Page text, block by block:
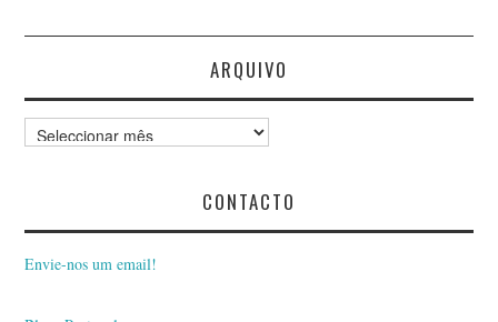
ARQUIVO
Arquivo
CONTACTO
Envie-nos um email!